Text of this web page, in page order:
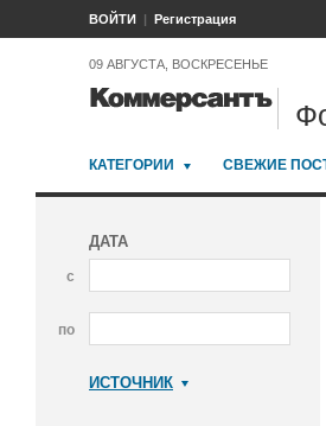
ВОЙТИ Регистрация
09 АВГУСТА, ВОСКРЕСЕНЬЕ
КАТЕГОРИИ СВЕЖИЕ
ДАТА
с
по
ИСТОЧНИК